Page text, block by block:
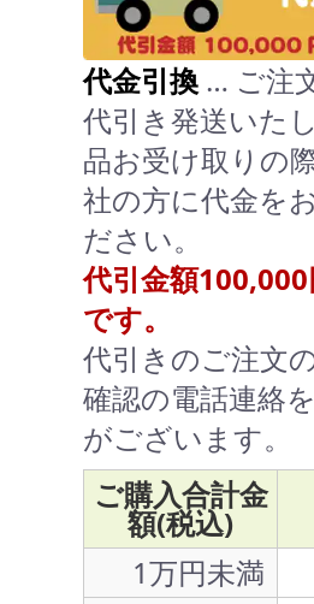
代金引換 … ご注
代引き発送いた
品お受け取りの
社の方に代金を
ださい。
代引金額
です。
代引きのご注文
確認の電話連絡
がございます。
ご購入合計金
額(税込)
1万円未満